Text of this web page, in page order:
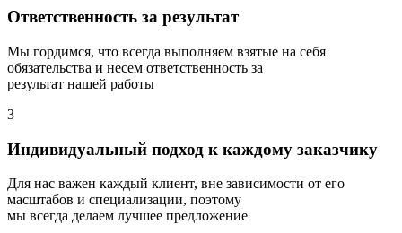
Ответственность за результат
Мы гордимся, что всегда выполняем взятые на себя
обязательства и несем ответственность за
результат нашей работы
3
Индивидуальный подход к каждому заказчику
Для нас важен каждый клиент, вне зависимости от его
масштабов и специализации, поэтому
мы всегда делаем лучшее предложение